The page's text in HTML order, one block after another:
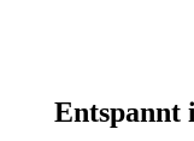
Entspannt